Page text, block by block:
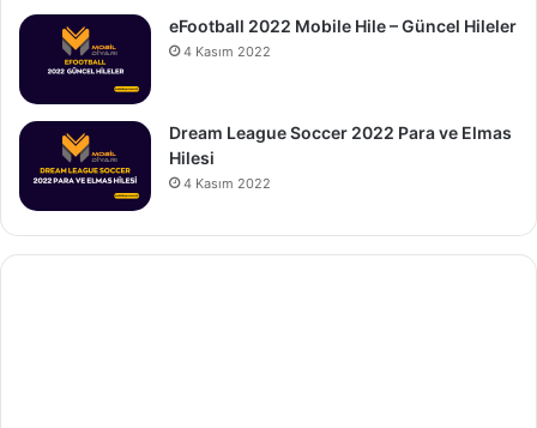
eFootball 2022 Mobile Hile – Güncel Hileler
4 Kasım 2022
Dream League Soccer 2022 Para ve Elmas
Hilesi
4 Kasım 2022